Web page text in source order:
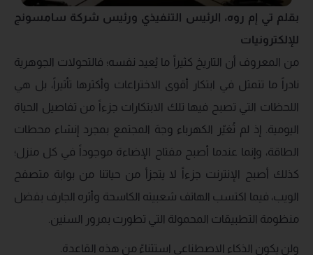
بقلم تي إم روه، الرئيس التنفيذي ورئيس شركة سامسونج
للإلكترونيات
من المعروف أن التاريخ كثيراً ما يُعيد نفسه؛ فالتحولات الجوهرية
نادراً ما تتمثل في ابتكار أقوى الاختراعات وأكثرها تأثيراً، بل هي
اللحظات التي تصبح فيها تلك الابتكارات جزءاً من تفاصيل الحياة
اليومية. إذ لم تُغيّر الكهرباء وجهَ المجتمع بمجرد إنشاء محطات
الطاقة، وإنما عندما أصبح مفتاح الإضاءة موجوداً في كل منزل؛
كذلك أصبح الإنترنت جزءاً لا يتجزأ من حياتنا من بوابة متصفح
الويب، فيما اكتسب الهاتف شعبيته الكاسحة وأثره الجارف بفضل
منظومة التطبيقات المحمولة التي تطورت بمرور السنين.
ولن يكون الذكاء الاصطناعي استثناءً من هذه القاعدة.